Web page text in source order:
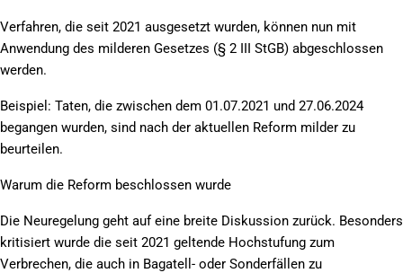
Verfahren, die seit 2021 ausgesetzt wurden, können nun mit
Anwendung des milderen Gesetzes (§ 2 III StGB) abgeschlossen
werden.
Beispiel: Taten, die zwischen dem 01.07.2021 und 27.06.2024
begangen wurden, sind nach der aktuellen Reform milder zu
beurteilen.
Warum die Reform beschlossen wurde
Die Neuregelung geht auf eine breite Diskussion zurück. Besonders
kritisiert wurde die seit 2021 geltende Hochstufung zum
Verbrechen, die auch in Bagatell- oder Sonderfällen zu